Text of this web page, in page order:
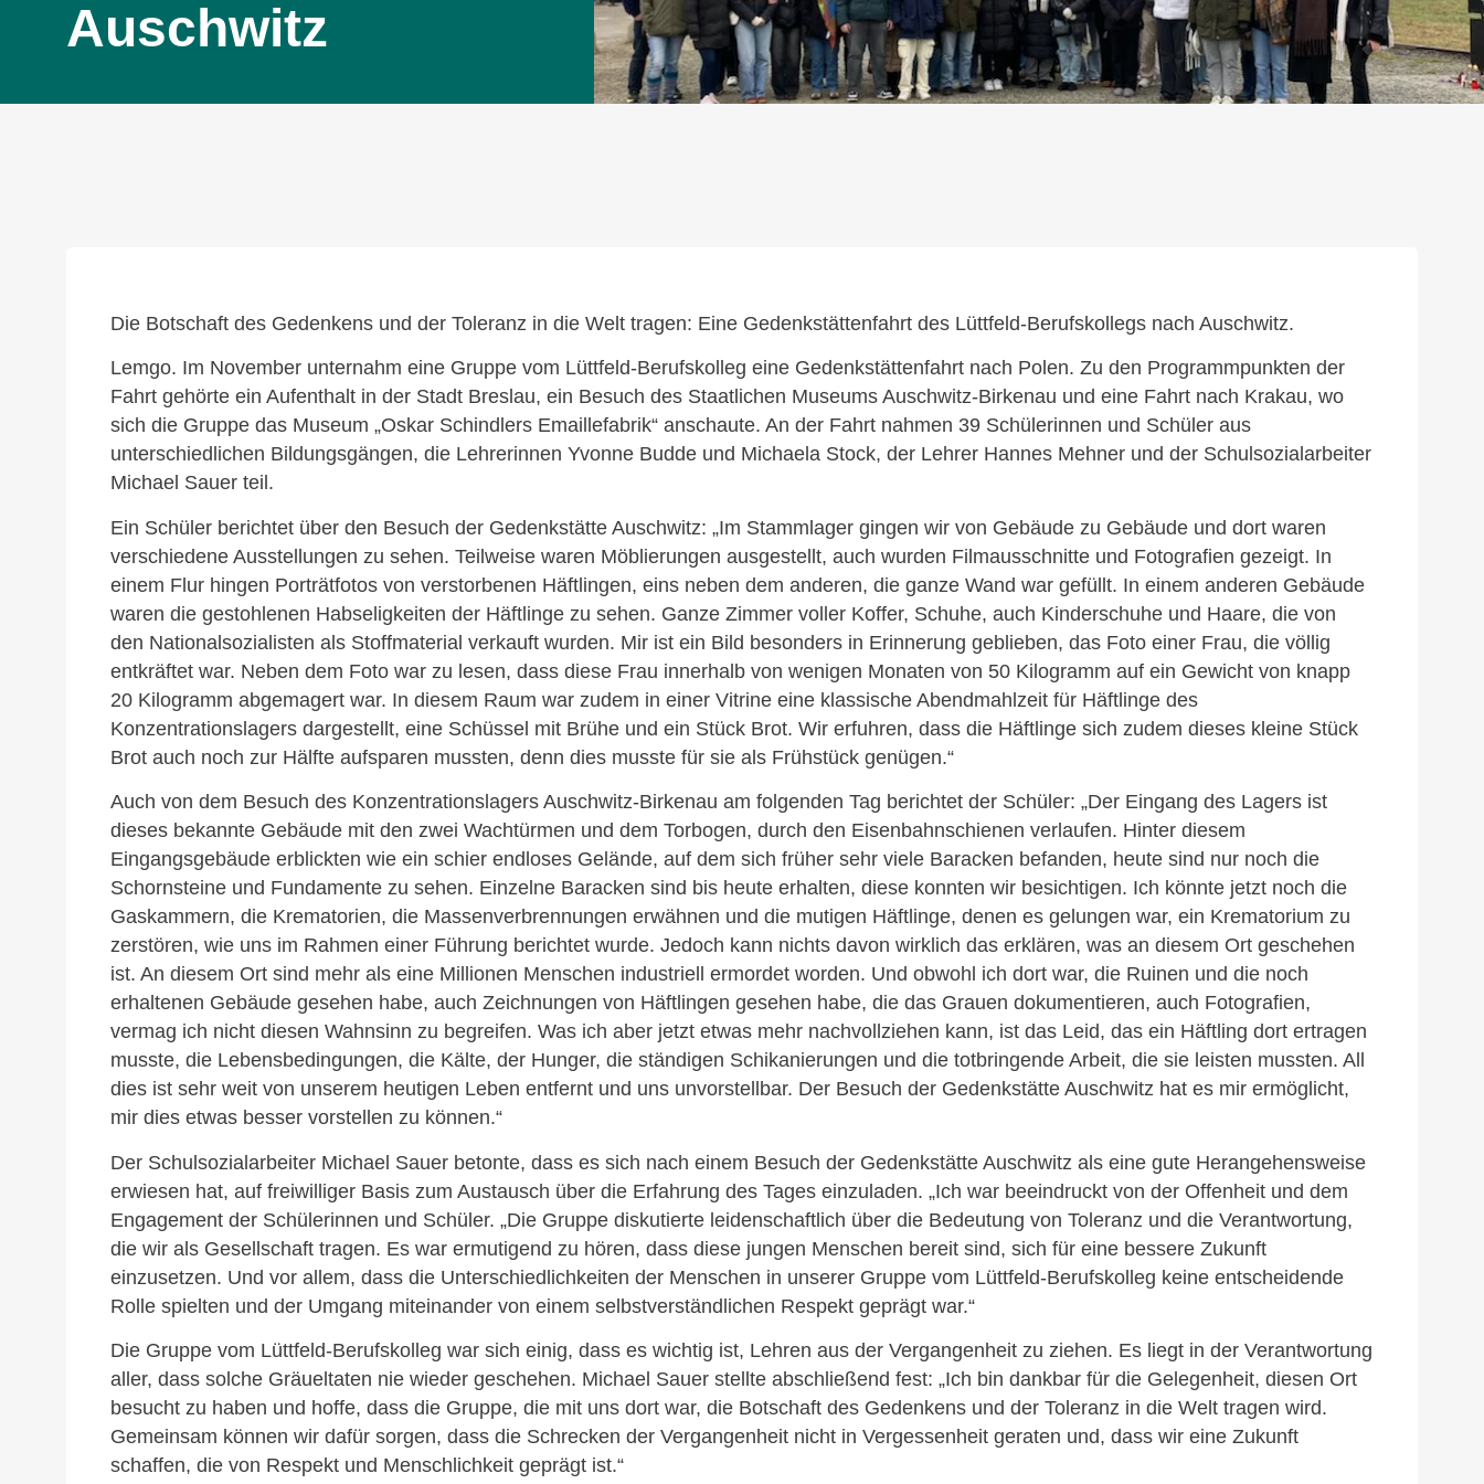
Auschwitz
Die Botschaft des Gedenkens und der Toleranz in die Welt tragen: Eine Gedenkstättenfahrt des Lüttfeld-Berufskollegs nach Auschwitz.
Lemgo. Im November unternahm eine Gruppe vom Lüttfeld-Berufskolleg eine Gedenkstättenfahrt nach Polen. Zu den Programmpunkten der
Fahrt gehörte ein Aufenthalt in der Stadt Breslau, ein Besuch des Staatlichen Museums Auschwitz-Birkenau und eine Fahrt nach Krakau, wo
sich die Gruppe das Museum „Oskar Schindlers Emaillefabrik“ anschaute. An der Fahrt nahmen 39 Schülerinnen und Schüler aus
unterschiedlichen Bildungsgängen, die Lehrerinnen Yvonne Budde und Michaela Stock, der Lehrer Hannes Mehner und der Schulsozialarbeiter
Michael Sauer teil.
Ein Schüler berichtet über den Besuch der Gedenkstätte Auschwitz: „Im Stammlager gingen wir von Gebäude zu Gebäude und dort waren
verschiedene Ausstellungen zu sehen. Teilweise waren Möblierungen ausgestellt, auch wurden Filmausschnitte und Fotografien gezeigt. In
einem Flur hingen Porträtfotos von verstorbenen Häftlingen, eins neben dem anderen, die ganze Wand war gefüllt. In einem anderen Gebäude
waren die gestohlenen Habseligkeiten der Häftlinge zu sehen. Ganze Zimmer voller Koffer, Schuhe, auch Kinderschuhe und Haare, die von
den Nationalsozialisten als Stoffmaterial verkauft wurden. Mir ist ein Bild besonders in Erinnerung geblieben, das Foto einer Frau, die völlig
entkräftet war. Neben dem Foto war zu lesen, dass diese Frau innerhalb von wenigen Monaten von 50 Kilogramm auf ein Gewicht von knapp
20 Kilogramm abgemagert war. In diesem Raum war zudem in einer Vitrine eine klassische Abendmahlzeit für Häftlinge des
Konzentrationslagers dargestellt, eine Schüssel mit Brühe und ein Stück Brot. Wir erfuhren, dass die Häftlinge sich zudem dieses kleine Stück
Brot auch noch zur Hälfte aufsparen mussten, denn dies musste für sie als Frühstück genügen.“
Auch von dem Besuch des Konzentrationslagers Auschwitz-Birkenau am folgenden Tag berichtet der Schüler: „Der Eingang des Lagers ist
dieses bekannte Gebäude mit den zwei Wachtürmen und dem Torbogen, durch den Eisenbahnschienen verlaufen. Hinter diesem
Eingangsgebäude erblickten wie ein schier endloses Gelände, auf dem sich früher sehr viele Baracken befanden, heute sind nur noch die
Schornsteine und Fundamente zu sehen. Einzelne Baracken sind bis heute erhalten, diese konnten wir besichtigen. Ich könnte jetzt noch die
Gaskammern, die Krematorien, die Massenverbrennungen erwähnen und die mutigen Häftlinge, denen es gelungen war, ein Krematorium zu
zerstören, wie uns im Rahmen einer Führung berichtet wurde. Jedoch kann nichts davon wirklich das erklären, was an diesem Ort geschehen
ist. An diesem Ort sind mehr als eine Millionen Menschen industriell ermordet worden. Und obwohl ich dort war, die Ruinen und die noch
erhaltenen Gebäude gesehen habe, auch Zeichnungen von Häftlingen gesehen habe, die das Grauen dokumentieren, auch Fotografien,
vermag ich nicht diesen Wahnsinn zu begreifen. Was ich aber jetzt etwas mehr nachvollziehen kann, ist das Leid, das ein Häftling dort ertragen
musste, die Lebensbedingungen, die Kälte, der Hunger, die ständigen Schikanierungen und die totbringende Arbeit, die sie leisten mussten. All
dies ist sehr weit von unserem heutigen Leben entfernt und uns unvorstellbar. Der Besuch der Gedenkstätte Auschwitz hat es mir ermöglicht,
mir dies etwas besser vorstellen zu können.“
Der Schulsozialarbeiter Michael Sauer betonte, dass es sich nach einem Besuch der Gedenkstätte Auschwitz als eine gute Herangehensweise
erwiesen hat, auf freiwilliger Basis zum Austausch über die Erfahrung des Tages einzuladen. „Ich war beeindruckt von der Offenheit und dem
Engagement der Schülerinnen und Schüler. „Die Gruppe diskutierte leidenschaftlich über die Bedeutung von Toleranz und die Verantwortung,
die wir als Gesellschaft tragen. Es war ermutigend zu hören, dass diese jungen Menschen bereit sind, sich für eine bessere Zukunft
einzusetzen. Und vor allem, dass die Unterschiedlichkeiten der Menschen in unserer Gruppe vom Lüttfeld-Berufskolleg keine entscheidende
Rolle spielten und der Umgang miteinander von einem selbstverständlichen Respekt geprägt war.“
Die Gruppe vom Lüttfeld-Berufskolleg war sich einig, dass es wichtig ist, Lehren aus der Vergangenheit zu ziehen. Es liegt in der Verantwortung
aller, dass solche Gräueltaten nie wieder geschehen. Michael Sauer stellte abschließend fest: „Ich bin dankbar für die Gelegenheit, diesen Ort
besucht zu haben und hoffe, dass die Gruppe, die mit uns dort war, die Botschaft des Gedenkens und der Toleranz in die Welt tragen wird.
Gemeinsam können wir dafür sorgen, dass die Schrecken der Vergangenheit nicht in Vergessenheit geraten und, dass wir eine Zukunft
schaffen, die von Respekt und Menschlichkeit geprägt ist.“